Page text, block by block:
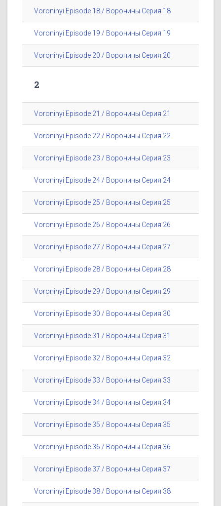
Voroninyi Episode 18 / Воронины Серия 18
Voroninyi Episode 19 / Воронины Серия 19
Voroninyi Episode 20 / Воронины Серия 20
2
Voroninyi Episode 21 / Воронины Серия 21
Voroninyi Episode 22 / Воронины Серия 22
Voroninyi Episode 23 / Воронины Серия 23
Voroninyi Episode 24 / Воронины Серия 24
Voroninyi Episode 25 / Воронины Серия 25
Voroninyi Episode 26 / Воронины Серия 26
Voroninyi Episode 27 / Воронины Серия 27
Voroninyi Episode 28 / Воронины Серия 28
Voroninyi Episode 29 / Воронины Серия 29
Voroninyi Episode 30 / Воронины Серия 30
Voroninyi Episode 31 / Воронины Серия 31
Voroninyi Episode 32 / Воронины Серия 32
Voroninyi Episode 33 / Воронины Серия 33
Voroninyi Episode 34 / Воронины Серия 34
Voroninyi Episode 35 / Воронины Серия 35
Voroninyi Episode 36 / Воронины Серия 36
Voroninyi Episode 37 / Воронины Серия 37
Voroninyi Episode 38 / Воронины Серия 38